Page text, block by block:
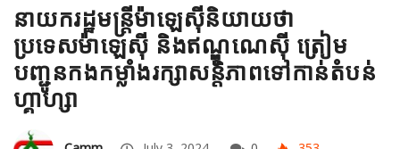
នាយករដ្ឋមន្ត្រីម៉ាឡេស៊ីនិយាយថា
ប្រទេសម៉ាឡេស៊ី និងឥណ្ឌូណេស៊ី ត្រៀម
បញ្ជូនកងកម្លាំងរក្សាសន្តិភាពទៅកាន់តំបន់
ហ្គាហ្សា